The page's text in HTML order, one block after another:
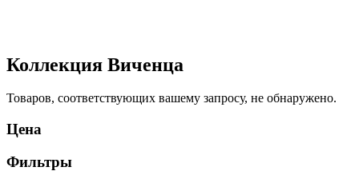
Коллекция Виченца
Товаров, соответствующих вашему запросу, не обнаружено.
Цена
Фильтры